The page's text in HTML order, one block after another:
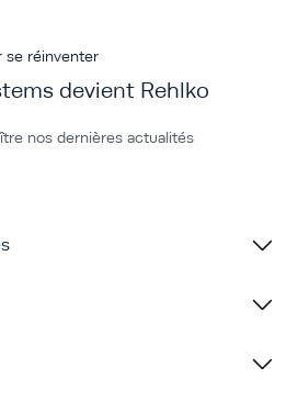
se réinventer
devient Rehlko
nos dernières actualités